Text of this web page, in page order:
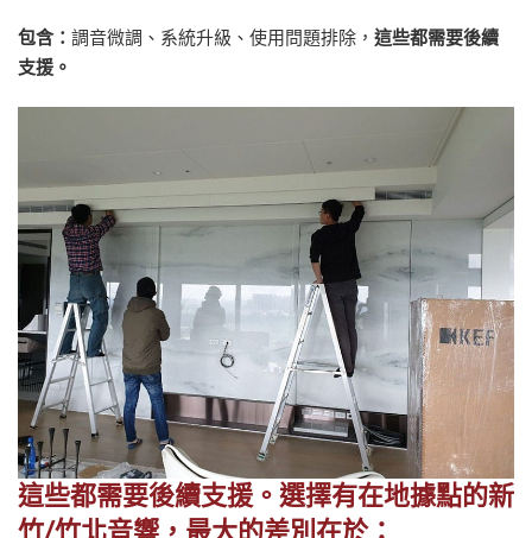
包含： 調音微調、系統升級、使用問題排除， 這些都需要後續
支援。
這些都需要後續支援。選擇有在地據點的新
竹/竹北音響，最大的差別在於：